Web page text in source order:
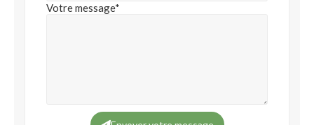
Votre message*